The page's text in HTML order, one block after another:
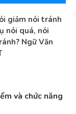
giảm nói tránh
nói quá, nói
Ngữ Văn
và chức năng